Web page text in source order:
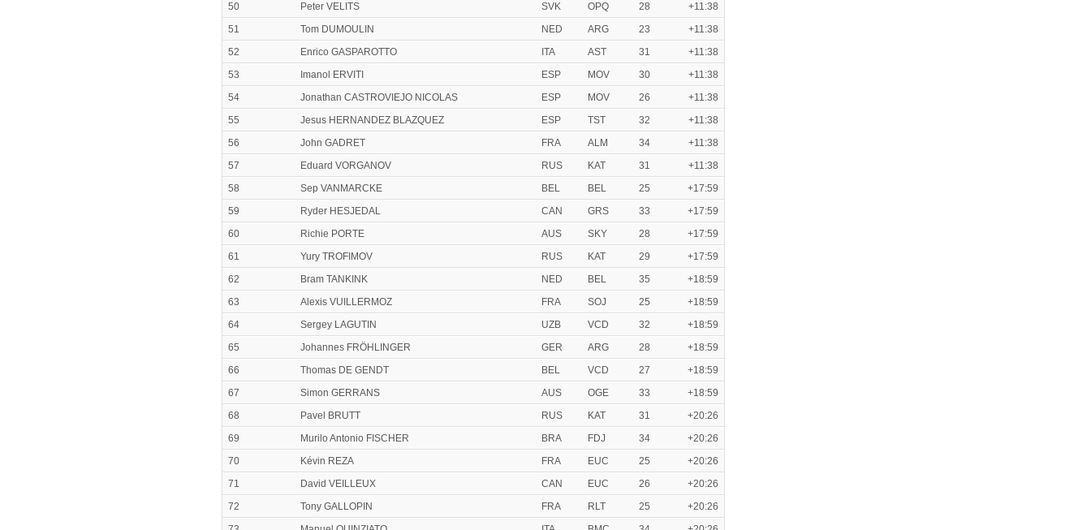
50
Peter VELITS SVK OPQ 28
+11:38
51
Tom DUMOULIN NED ARG 23
+11:38
52
Enrico GASPAROTTO ITA AST 31
+11:38
53
Imanol ERVITI ESP MOV 30
+11:38
54
Jonathan CASTROVIEJO NICOLAS ESP MOV 26
+11:38
55
Jesus HERNANDEZ BLAZQUEZ ESP TST 32
+11:38
56
John GADRET FRA ALM 34
+11:38
57
Eduard VORGANOV RUS KAT 31
+11:38
58
Sep VANMARCKE BEL BEL 25
+17:59
59
Ryder HESJEDAL CAN GRS 33
+17:59
60
Richie PORTE AUS SKY 28
+17:59
61
Yury TROFIMOV RUS KAT 29
+17:59
62
Bram TANKINK NED BEL 35
+18:59
63
Alexis VUILLERMOZ FRA SOJ 25
+18:59
64
Sergey LAGUTIN UZB VCD 32
+18:59
65
Johannes FRÖHLINGER GER ARG 28
+18:59
66
Thomas DE GENDT BEL VCD 27
+18:59
67
Simon GERRANS AUS OGE 33
+18:59
68
Pavel BRUTT RUS KAT 31
+20:26
69
Murilo Antonio FISCHER BRA FDJ 34
+20:26
70
Kévin REZA FRA EUC 25
+20:26
71
David VEILLEUX CAN EUC 26
+20:26
72
Tony GALLOPIN FRA RLT 25
+20:26